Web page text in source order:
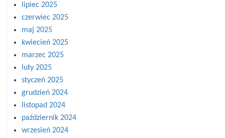
lipiec 2025
czerwiec 2025
maj 2025
kwiecień 2025
marzec 2025
luty 2025
styczeń 2025
grudzień 2024
listopad 2024
październik 2024
wrzesień 2024